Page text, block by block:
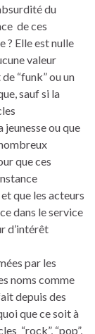
du
de ces
? Elle est nulle
valeur
“funk” ou un
sauf si la
jeunesse ou que
que ces
que les acteurs
dans le service
d’intérêt
par les
noms comme
depuis des
que ce soit à
“rock”, “pop”,